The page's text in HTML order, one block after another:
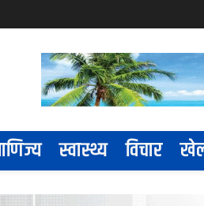
स्वास्थ्य विचार